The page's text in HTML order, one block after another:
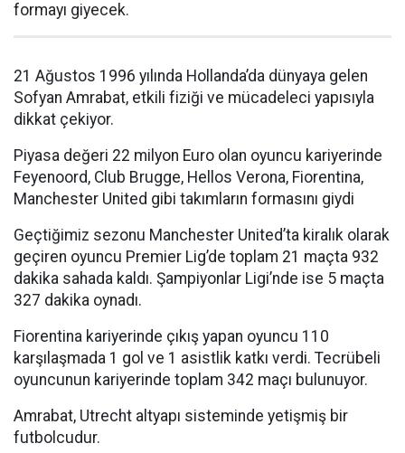
formayı giyecek.
21 Ağustos 1996 yılında Hollanda’da dünyaya gelen
Sofyan Amrabat, etkili fiziği ve mücadeleci yapısıyla
dikkat çekiyor.
Piyasa değeri 22 milyon Euro olan oyuncu kariyerinde
Feyenoord, Club Brugge, Hellos Verona, Fiorentina,
Manchester United gibi takımların formasını giydi
Geçtiğimiz sezonu Manchester United’ta kiralık olarak
geçiren oyuncu Premier Lig’de toplam 21 maçta 932
dakika sahada kaldı. Şampiyonlar Ligi’nde ise 5 maçta
327 dakika oynadı.
Fiorentina kariyerinde çıkış yapan oyuncu 110
karşılaşmada 1 gol ve 1 asistlik katkı verdi. Tecrübeli
oyuncunun kariyerinde toplam 342 maçı bulunuyor.
Amrabat, Utrecht altyapı sisteminde yetişmiş bir
futbolcudur.